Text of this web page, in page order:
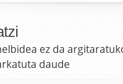
ez da
daude